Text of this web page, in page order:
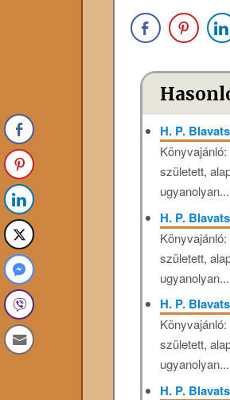
H. P.
született,
ugyanolyan...
H. P.
született,
ugyanolyan...
H. P.
született,
ugyanolyan...
H. P.